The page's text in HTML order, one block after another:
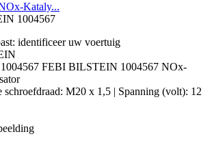
Kataly...
1004567
identificeer uw voertuig
FEBI BILSTEIN 1004567 NOx-
schroefdraad: M20 x 1,5 | Spanning (volt): 12